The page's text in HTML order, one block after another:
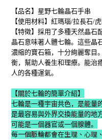
【品名 】星野七輪晶石手串
【使用材料】紅瑪瑙/拉長石/
【特徵】採用了多種天然晶石
晶石意味著人體七輪。這些晶
濃縮的寶石箱，十分絢麗奪目
衡， 幫助人養生和理療。能治
人的各種運氣。
【 關於七輪的簡單介紹】
七輪是一種宇宙共色，是能量
是最容易與外界交換能量的地
可能是一個器官或一個腺體。
每一個脈輪都會在生理、心理